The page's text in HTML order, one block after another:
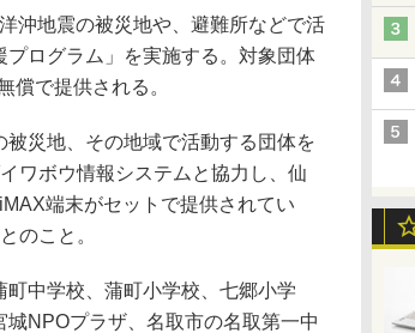
沖地震の被災地や、避難所などで活
ログラム」を実施する。対象団体
償で提供される。
災地、その地域で活動する団体を
ワボウ情報システムと協力し、仙
端末がセットで提供されてい
のこと。
中学校、蒲町小学校、七郷小学
NPOプラザ、名取市の名取第一中